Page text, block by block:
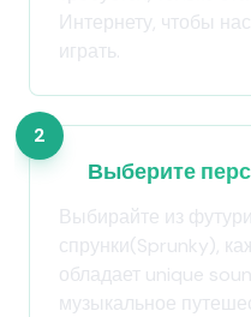
Интернету, чтобы
играть.
2
Выберите
Выбирайте из
спрунки(Sprunky),
обладает unique
музыкальное